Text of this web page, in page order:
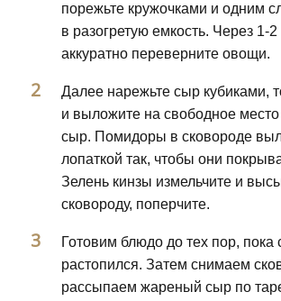
порежьте кружочками и одним
в разогретую емкость. Через 1-
аккуратно переверните овощи.
Далее нарежьте сыр кубиками,
и выложите на свободное
сыр. Помидоры в сковороде
лопаткой так, чтобы они
Зелень кинзы измельчите и
сковороду, поперчите.
Готовим блюдо до тех пор, пока
растопился. Затем снимаем
рассыпаем жареный сыр по